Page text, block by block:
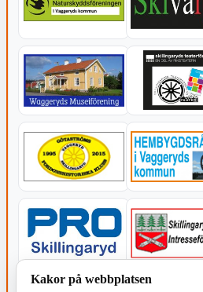
KOMMUNEN
Kakor på webbplatsen